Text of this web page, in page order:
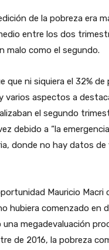
de la pobreza era
entre los dos
malo como el segundo.
ni siquiera el 32% de
varios aspectos a
el segundo
debido a “la
donde no hay datos
Mauricio Macri
hubiera comenzado en
megadevaluación
de 2016, la pobreza